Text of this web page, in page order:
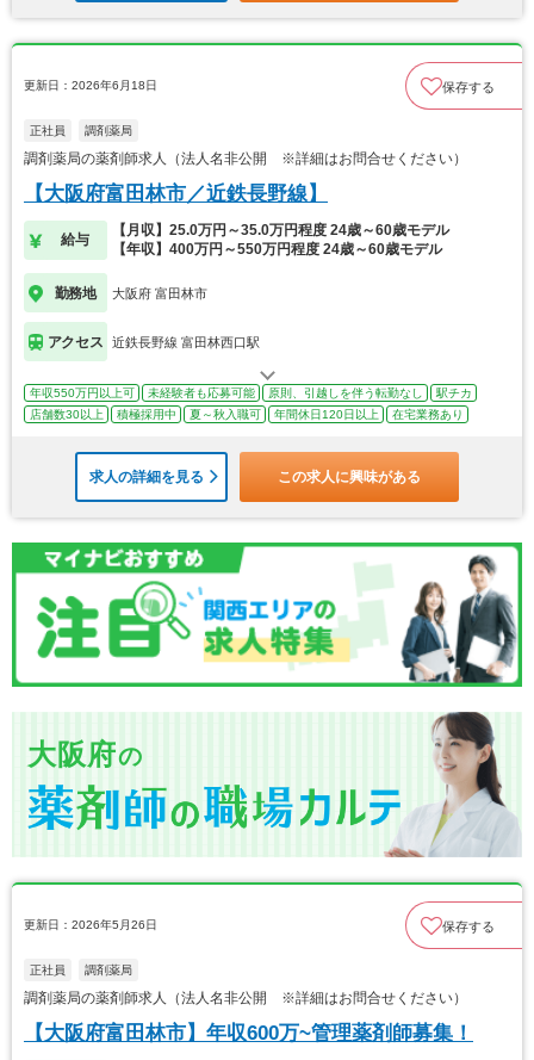
更新日：2026年6月18日 保存する
正社員 調剤薬局
調剤薬局の薬剤師求人（法人名非公開 ※詳細はお問合せください）
【大阪府富田林市／近鉄長野線】
給与
【月収】25.0万円～35.0万円程度 24歳～60歳モデル
【年収】400万円～550万円程度 24歳～60歳モデル
勤務地 大阪府 富田林市
アクセス 近鉄長野線 富田林西口駅
年収550万円以上可 未経験者も応募可能 原則、引越しを伴う転勤なし
駅チカ
店舗数30以上
積極採用中 夏～秋入職可 年間休日120日以上 在宅業務あり
求人の詳細を見る この求人に興味がある
大阪府の
更新日：2026年5月26日 保存する
正社員 調剤薬局
調剤薬局の薬剤師求人（法人名非公開 ※詳細はお問合せください）
【大阪府富田林市】年収600万~管理薬剤師募集！